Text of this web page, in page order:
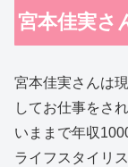
宮本佳実さ
宮本佳実さんは
してお仕事をさ
いままで年収
ライフスタイリ